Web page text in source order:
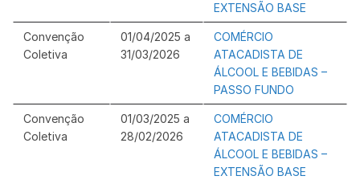
EXTENSÃO BASE
Convenção
Coletiva
01/04/2025 a
31/03/2026
COMÉRCIO
ATACADISTA DE
ÁLCOOL E BEBIDAS –
PASSO FUNDO
Convenção
Coletiva
01/03/2025 a
28/02/2026
COMÉRCIO
ATACADISTA DE
ÁLCOOL E BEBIDAS –
EXTENSÃO BASE